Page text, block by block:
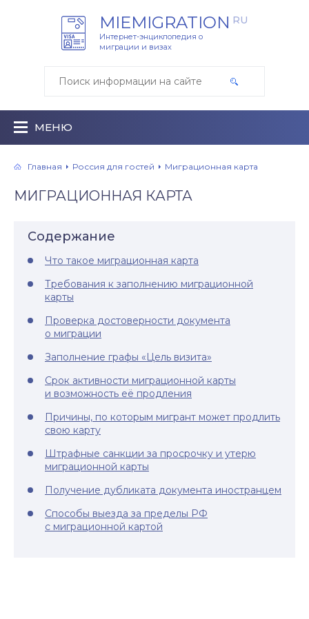
MIEMIGRATION RU
Интернет-энциклопедия о
миграции и визах
МЕНЮ
Главная Россия для гостей Миграционная карта
МИГРАЦИОННАЯ КАРТА
Содержание
Что такое миграционная карта
Требования к заполнению миграционной
карты
Проверка достоверности документа
о миграции
Заполнение графы «Цель визита»
Срок активности миграционной карты
и возможность её продления
Причины, по которым мигрант может продлить
свою карту
Штрафные санкции за просрочку и утерю
миграционной карты
Получение дубликата документа иностранцем
Способы выезда за пределы РФ
с миграционной картой